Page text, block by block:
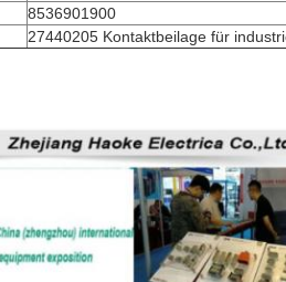
8536901900
27440205 Kontaktbeilage für